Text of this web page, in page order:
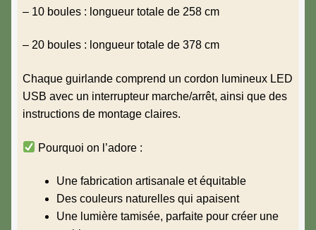
– 10 boules : longueur totale de 258 cm
– 20 boules : longueur totale de 378 cm
Chaque guirlande comprend un cordon lumineux LED
USB avec un interrupteur marche/arrêt, ainsi que des
instructions de montage claires.
Pourquoi on l’adore :
Une fabrication artisanale et équitable
Des couleurs naturelles qui apaisent
Une lumière tamisée, parfaite pour créer une